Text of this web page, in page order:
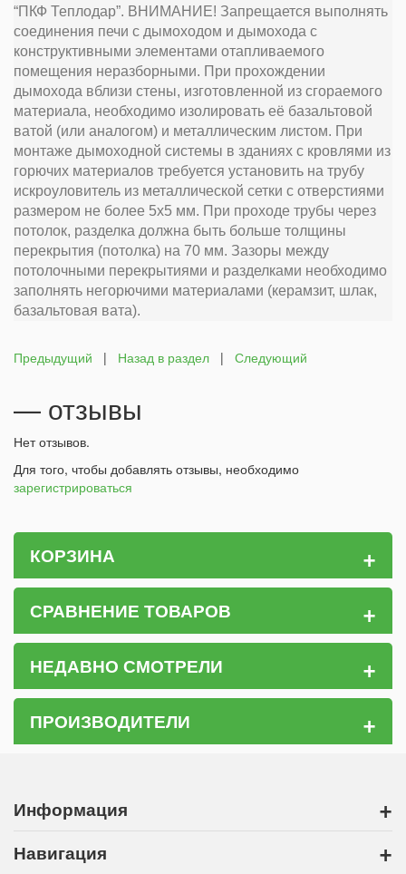
“ПКФ Теплодар”. ВНИМАНИЕ! Запрещается выполнять
соединения печи с дымоходом и дымохода с
конструктивными элементами отапливаемого
помещения неразборными. При прохождении
дымохода вблизи стены, изготовленной из сгораемого
материала, необходимо изолировать её базальтовой
ватой (или аналогом) и металлическим листом. При
монтаже дымоходной системы в зданиях с кровлями из
горючих материалов требуется установить на трубу
искроуловитель из металлической сетки с отверстиями
размером не более 5х5 мм. При проходе трубы через
потолок, разделка должна быть больше толщины
перекрытия (потолка) на 70 мм. Зазоры между
потолочными перекрытиями и разделками необходимо
заполнять негорючими материалами (керамзит, шлак,
базальтовая вата).
Предыдущий | Назад в раздел | Следующий
— отзывы
Нет отзывов.
Для того, чтобы добавлять отзывы, необходимо
зарегистрироваться
КОРЗИНА +
СРАВНЕНИЕ ТОВАРОВ +
НЕДАВНО СМОТРЕЛИ +
ПРОИЗВОДИТЕЛИ +
Информация +
Навигация +